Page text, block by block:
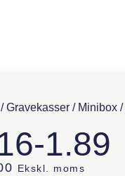
/Gravekasser / Minibox /
1.89
Ekskl. moms